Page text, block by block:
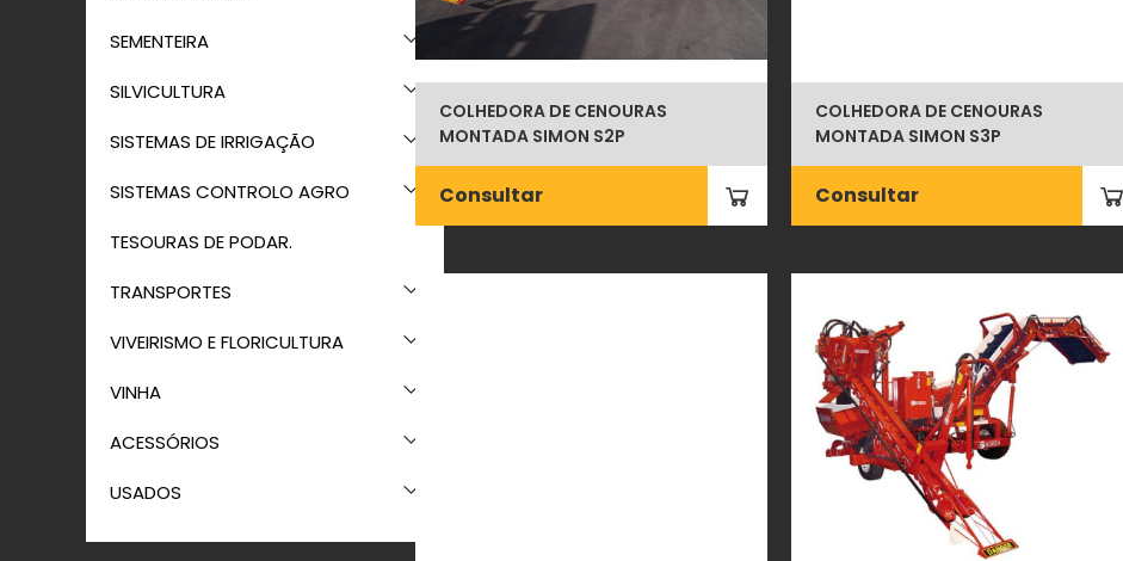
SEMENTEIRA
SILVICULTURA
SISTEMAS DE IRRIGAÇÃO
SISTEMAS CONTROLO AGRO
TESOURAS DE PODAR.
TRANSPORTES
VIVEIRISMO E FLORICULTURA
VINHA
ACESSÓRIOS
USADOS
COLHEDORA DE CENOURAS
MONTADA SIMON S2P
Consultar
COLHEDORA DE CENOURAS
MONTADA SIMON S3P
Consultar